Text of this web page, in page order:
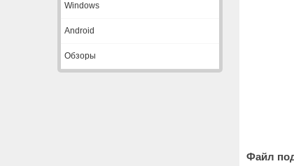
Windows
Android
Обзоры
Файл